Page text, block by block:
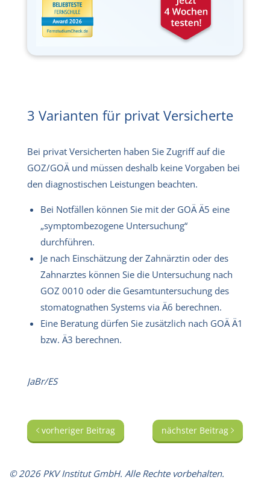
3 Varianten für privat Versicherte
Bei privat Versicherten haben Sie Zugriff auf die
GOZ/GOÄ und müssen deshalb keine Vorgaben bei
den diagnostischen Leistungen beachten.
Bei Notfällen können Sie mit der GOÄ Ä5 eine
„symptombezogene Untersuchung“
durchführen.
Je nach Einschätzung der Zahnärztin oder des
Zahnarztes können Sie die Untersuchung nach
GOZ 0010 oder die Gesamtuntersuchung des
stomatognathen Systems via Ä6 berechnen.
Eine Beratung dürfen Sie zusätzlich nach GOÄ Ä1
bzw. Ä3 berechnen.
JaBr/ES
vorheriger Beitrag nächster Beitrag
© 2026 PKV Institut GmbH. Alle Rechte vorbehalten.